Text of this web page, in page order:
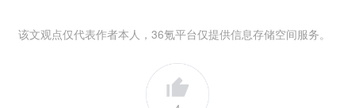
该文观点仅代表作者本人，36氪平台仅提供信息存储空间服务。